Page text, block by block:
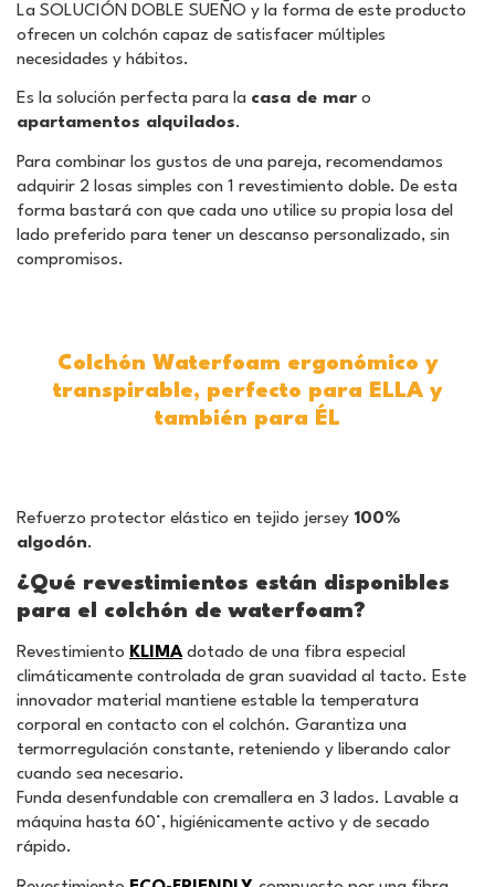
La SOLUCIÓN DOBLE SUEÑO y la forma de este producto
ofrecen un colchón capaz de satisfacer múltiples
necesidades y hábitos.
Es la solución perfecta para la casa de mar o
apartamentos alquilados.
Para combinar los gustos de una pareja, recomendamos
adquirir 2 losas simples con 1 revestimiento doble. De esta
forma bastará con que cada uno utilice su propia losa del
lado preferido para tener un descanso personalizado, sin
compromisos.
Colchón Waterfoam ergonómico y
transpirable, perfecto para ELLA y
también para ÉL
Refuerzo protector elástico en tejido jersey 100%
algodón.
¿Qué revestimientos están disponibles
para el colchón de waterfoam?
Revestimiento KLIMAdotado de una fibra especial
climáticamente controlada de gran suavidad al tacto. Este
innovador material mantiene estable la temperatura
corporal en contacto con el colchón. Garantiza una
termorregulación constante, reteniendo y liberando calor
cuando sea necesario.
Funda desenfundable con cremallera en 3 lados. Lavable a
máquina hasta 60°, higiénicamente activo y de secado
rápido.